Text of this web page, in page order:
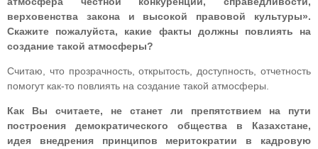
верховенства закона и высокой правовой культуры».
Скажите пожалуйста, какие факты должны повлиять на
создание такой атмосферы?
Считаю, что прозрачность, открытость, доступность, отчетность
помогут как-то повлиять на создание такой атмосферы.
Как Вы считаете, не станет ли препятствием на пути
построения демократического общества в Казахстане,
идея внедрения принципов меритократии в кадровую